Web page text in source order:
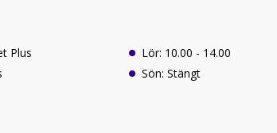
Plus
Lör: 10.00 - 14.00
Sön: Stängt